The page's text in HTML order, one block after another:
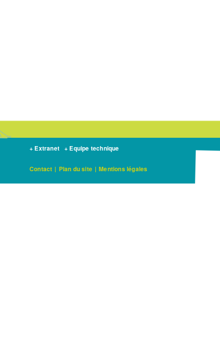
+ Extranet + Equipe technique
Contact | Plan du site | Mentions légales